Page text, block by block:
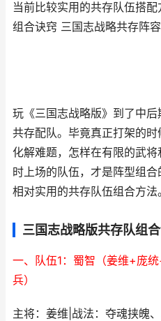
当前比较实用的共存队伍搭
组合诀窍 三国志战略共存阵
玩《三国志战略版》到了中
共存配队。毕竟真正打架的
化解难题，怎样在有限的武
时上场的队伍，才是阵型组
相对实用的共存队伍组合方法
三国志战略版共存队组
一、队伍1：蜀智（姜维+庞
兵）
主将：姜维|战法：夺魂挟魄